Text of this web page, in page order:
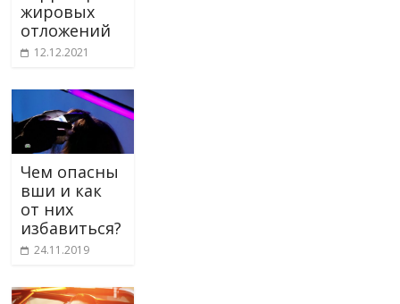
жировых
отложений
12.12.2021
Чем опасны
вши и как
от них
избавиться?
24.11.2019